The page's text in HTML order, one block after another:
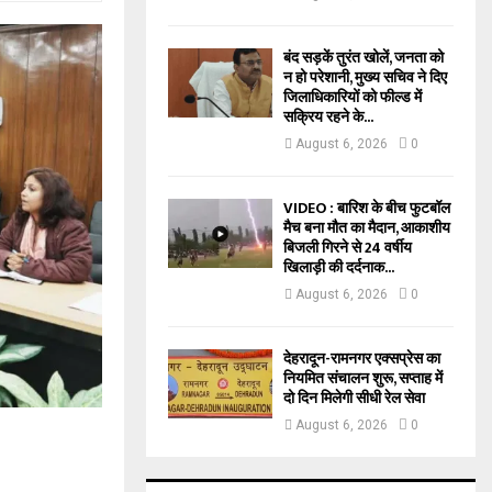
बंद सड़कें तुरंत खोलें, जनता को
न हो परेशानी, मुख्य सचिव ने दिए
जिलाधिकारियों को फील्ड में
सक्रिय रहने के...
August 6, 2026 0
VIDEO : बारिश के बीच फुटबॉल
मैच बना मौत का मैदान, आकाशीय
बिजली गिरने से 24 वर्षीय
खिलाड़ी की दर्दनाक...
August 6, 2026 0
देहरादून-रामनगर एक्सप्रेस का
नियमित संचालन शुरू, सप्ताह में
दो दिन मिलेगी सीधी रेल सेवा
August 6, 2026 0